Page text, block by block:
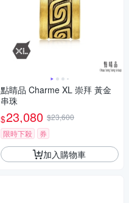
點睛品 Charme XL 崇拜 黃金
串珠
$23,080 $23,600
限時下殺
券
加入購物車